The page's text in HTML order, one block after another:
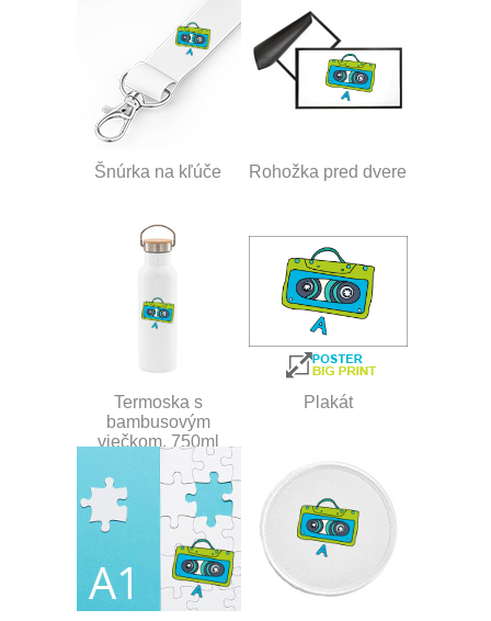
Šnúrka na kľúče Rohožka pred dvere
Termoska s
bambusovým
viečkom, 750ml
Plakát